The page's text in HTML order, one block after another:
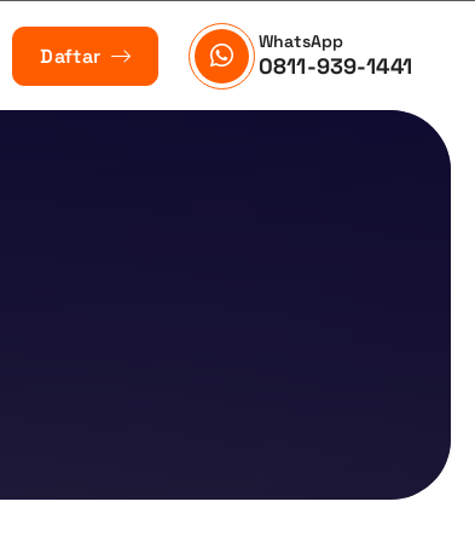
Daftar
WhatsApp
0811-939-1441